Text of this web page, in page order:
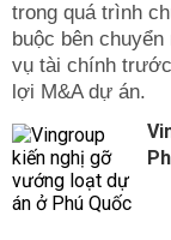
trong quá trình
buộc bên
vụ tài chính
lợi M&A dự án.